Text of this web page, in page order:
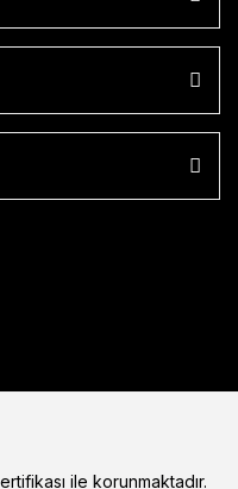
ile korunmaktadır.